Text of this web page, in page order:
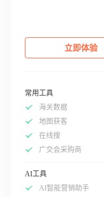
立即体验
常用工具
海关数据
地图获客
在线搜
广交会采购商
AI工具
AI智能营销助手